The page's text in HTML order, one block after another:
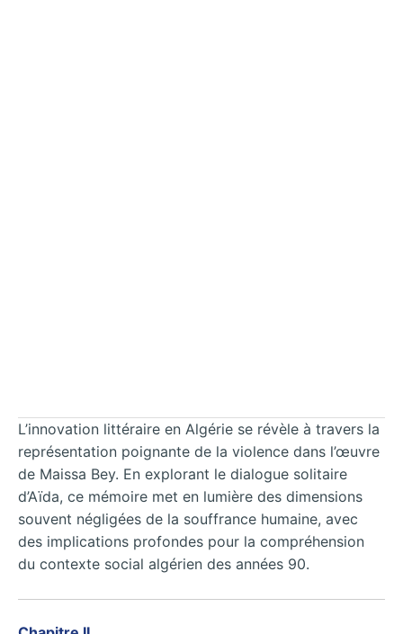
L’innovation littéraire en Algérie se révèle à travers la
représentation poignante de la violence dans l’œuvre
de Maissa Bey. En explorant le dialogue solitaire
d’Aïda, ce mémoire met en lumière des dimensions
souvent négligées de la souffrance humaine, avec
des implications profondes pour la compréhension
du contexte social algérien des années 90.